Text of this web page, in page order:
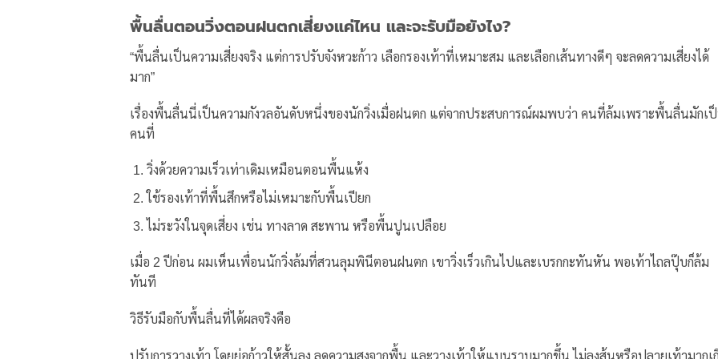
พื้นลื่นตอนวิ่งตอนฝนตกเสี่ยงแค่ไหน และจะรับมือยังไง?
“พื้นลื่นเป็นความเสี่ยงจริง แต่การปรับจังหวะก้าว เลือกรองเท้าที่เหมาะสม และเลือกเส้นทางดีๆ จะลดความเสี่ยงได้
มาก”
เรื่องพื้นลื่นนี่เป็นความกังวลอันดับหนึ่งของนักวิ่งเมื่อฝนตก แต่จากประสบการณ์ผมพบว่า คนที่ล้มเพราะพื้นลื่นมักเ
คนที่
วิ่งด้วยความเร็วเท่าเดิมเหมือนตอนพื้นแห้ง
ใช้รองเท้าที่พื้นสึกหรือไม่เหมาะกับพื้นเปียก
ไม่ระวังในจุดเสี่ยง เช่น ทางลาด สะพาน หรือพื้นปูนเปลือย
เมื่อ 2 ปีก่อน ผมเห็นเพื่อนนักวิ่งล้มที่สวนลุมพินีตอนฝนตก เขาวิ่งเร็วเกินไปและเบรกกะทันหัน พอเท้าไถลปุ๊บก็ล้ม
ทันที
วิธีรับมือกับพื้นลื่นที่ได้ผลจริงคือ
ปรับการวางเท้า โดยย่อก้าวให้สั้นลง ลดความสูงจากพื้น และวางเท้าให้แบนราบมากขึ้น ไม่ลงส้นหรือปลายเท้ามากเ